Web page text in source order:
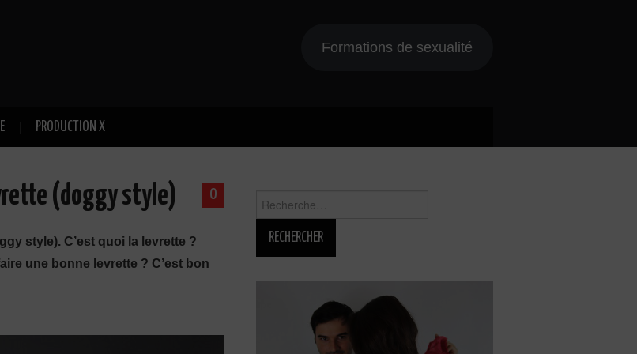
Formations de sexualité
PRODUCTION X
0
(doggy style)
style). C’est quoi la levrette ?
une bonne levrette ? C’est bon